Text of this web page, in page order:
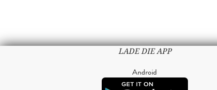
LADE DIE APP
Android